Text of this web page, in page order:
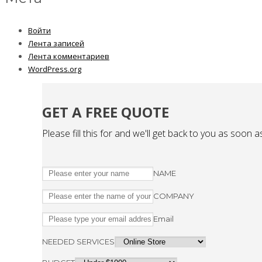
Войти
Лента записей
Лента комментариев
WordPress.org
GET A FREE QUOTE
Please fill this for and we'll get back to you as soon
NAME
COMPANY
Email
NEEDED SERVICES